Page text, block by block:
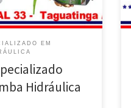
EM
Hidráulica